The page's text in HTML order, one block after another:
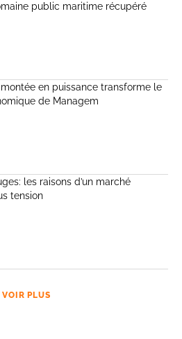
public maritime récupéré
en puissance transforme le
de Managem
les raisons d’un marché
tension
VOIR PLUS